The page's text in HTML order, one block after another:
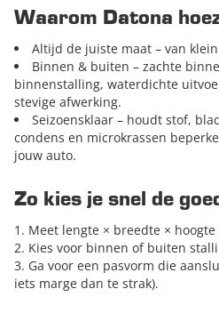
Waarom Datona
Altijd de juiste maat – van
Binnen & buiten – zachte
binnenstalling, waterdichte
stevige afwerking.
Seizoensklaar – houdt stof,
condens en microkrassen
jouw auto.
Zo kies je snel de
Meet lengte × breedte ×
Kies voor binnen of buiten
Ga voor een pasvorm die
iets marge dan te strak).